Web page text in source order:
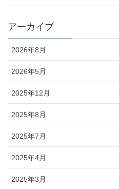
アーカイブ
2026年8月
2026年5月
2025年12月
2025年8月
2025年7月
2025年4月
2025年3月